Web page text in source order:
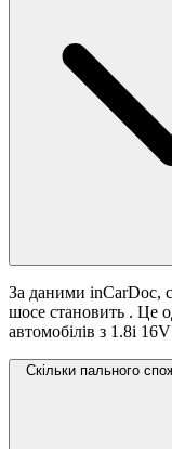
За даними inCarDoc,
шосе становить . Це
автомобілів з 1.8i
Скільки пального